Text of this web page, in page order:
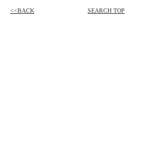
<<BACK SEARCH TOP